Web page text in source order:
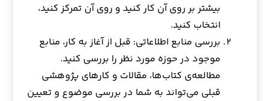
بیشتر بر روی آن کار کنید و روی آن تمرکز کنید،
انتخاب کنید.
بررسی منابع اطلاعاتی: قبل از آغاز به کار، منابع
موجود در حوزه مورد نظر را بررسی کنید.
مطالعه‌ی کتاب‌ها، مقالات و کارهای پژوهشی
قبلی می‌تواند به شما در بررسی موضوع و تعیین